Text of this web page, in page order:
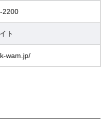
2200
ト
wam.jp/